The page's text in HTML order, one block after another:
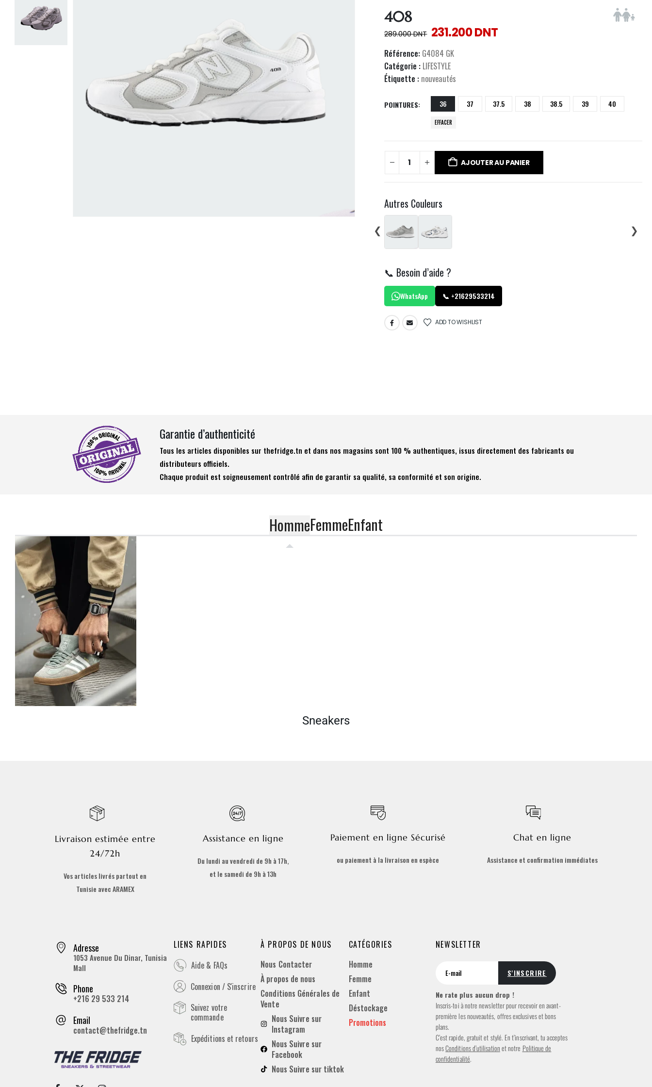
408
289.000DNT 231.200DNT
Référence: G4084 GK
Catégorie : LIFESTYLE
Étiquette : nouveautés
POINTURES 36 37 37.5 38 38.5 39 40
EFFACER
AJOUTER AU PANIER
Autres Couleurs
❮
❯
📞 Besoin d’aide ?
WhatsApp 📞 +21629533214
ADD TO WISHLIST
Garantie d’authenticité
Tous les articles disponibles sur thefridge.tn et dans nos magasins sont 100 % authentiques, issus directement des fabricants ou
distributeurs officiels.
Chaque produit est soigneusement contrôlé afin de garantir sa qualité, sa conformité et son origine.
HommeFemmeEnfant
Sneakers
Livraison estimée entre
24/72h
Vos articles livrés partout en
Tunisie avec ARAMEX
Assistance en ligne
Du lundi au vendredi de 9h à 17h,
et le samedi de 9h à 13h
Paiement en ligne Sécurisé
ou paiement à la livraison en espèce
Chat en ligne
Assistance et confirmation immédiates
Adresse
1053 Avenue Du Dinar, Tunisia
Mall
Phone
+216 29 533 214
Email
contact@thefridge.tn
LIENS RAPIDES
Aide & FAQs
Connexion / S'inscrire
Suivez votre
commande
Expéditions et retours
À PROPOS DE NOUS
Nous Contacter
À propos de nous
Conditions Générales de
Vente
Nous Suivre sur
Instagram
Nous Suivre sur
Facebook
Nous Suivre sur tiktok
CATÉGORIES
Homme
Femme
Enfant
Déstockage
Promotions
NEWSLETTER
Ne rate plus aucun drop !
Inscris-toi à notre newsletter pour recevoir en avant-
première les nouveautés, offres exclusives et bons
plans.
C’est rapide, gratuit et stylé. En t’inscrivant, tu acceptes
nosConditions d’utilisationet notre Politique de
confidentialité.